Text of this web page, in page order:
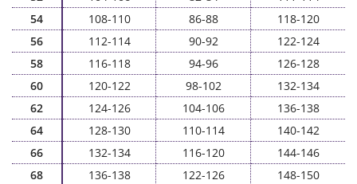
54
108-110 86-88
118-120
56
112-114 90-92
122-124
58
116-118 94-96
126-128
60
120-122 98-102
132-134
62
124-126 104-106
136-138
64
128-130 110-114
140-142
66
132-134 116-120
144-146
68
136-138 122-126
148-150